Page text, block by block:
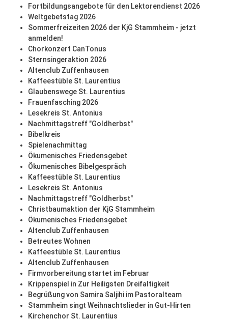
Fortbildungsangebote für den Lektorendienst 2026
Weltgebetstag 2026
Sommerfreizeiten 2026 der KjG Stammheim - jetzt
anmelden!
Chorkonzert CanTonus
Sternsingeraktion 2026
Altenclub Zuffenhausen
Kaffeestüble St. Laurentius
Glaubenswege St. Laurentius
Frauenfasching 2026
Lesekreis St. Antonius
Nachmittagstreff "Goldherbst"
Bibelkreis
Spielenachmittag
Ökumenisches Friedensgebet
Ökumenisches Bibelgespräch
Kaffeestüble St. Laurentius
Lesekreis St. Antonius
Nachmittagstreff "Goldherbst"
Christbaumaktion der KjG Stammheim
Ökumenisches Friedensgebet
Altenclub Zuffenhausen
Betreutes Wohnen
Kaffeestüble St. Laurentius
Altenclub Zuffenhausen
Firmvorbereitung startet im Februar
Krippenspiel in Zur Heiligsten Dreifaltigkeit
Begrüßung von Samira Saljihi im Pastoralteam
Stammheim singt Weihnachtslieder in Gut-Hirten
Kirchenchor St. Laurentius